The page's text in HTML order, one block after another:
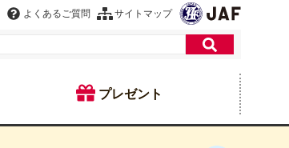
よくあるご質問 サイトマップ
プレゼント